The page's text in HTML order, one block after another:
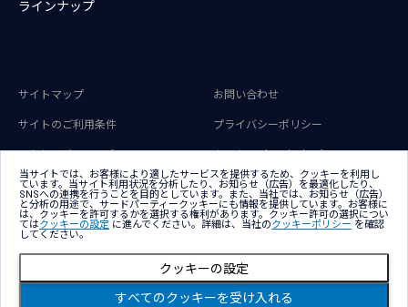
ラインナップ
サイトマップ お問い合わせ
サイトのご利用条件 プライバシーポリシー
アクセシビリティポリシー クッキー（Cookie）ポリシー
クッキー（Cookie）プリファレンス
Copyright © NTT DATA Japan Corporation
当サイトでは、お客様により適したサービスを提供するため、クッキーを利用し
ています。当サイト利用状況を分析したり、お知らせ（広告）を最適化したり、
SNSへの連携を行うことを目的としています。また、当社では、お知らせ（広告）
と分析の用途で、サードパーティークッキーにも情報を提供しています。お客様に
は、クッキーを許可するかを選択する権利があります。クッキー許可の選択につい
てはクッキーの設定 に進んでください。詳細は、当社のクッキーポリシー を確認
してください。
すべてのクッキーを受け入れる
クッキーの設定